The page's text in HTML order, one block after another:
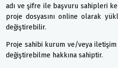
adı ve şifre ile başvuru sahipleri
proje dosyasını online olarak
değiştirebilir.
Proje sahibi kurum ve/veya
değiştirebilme hakkına sahiptir.